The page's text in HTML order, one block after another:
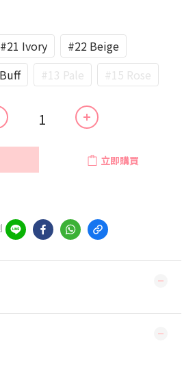
#21 Ivory
#22 Beige
#13 Pale #15 Rose
立即購買